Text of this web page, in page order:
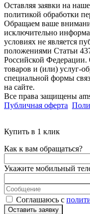
Оставляя заявки на
политикой обработки
Обращаем ваше
исключительно
условиях не является
положениями Статьи
Российской
товаров и (или) услуг-
специальной формы
на сайте.
Все права защищены
Публичная оферта
Купить в 1 клик
Как к вам обращаться?
Укажите мобильный
Соглашаюсь с
Оставить заявку